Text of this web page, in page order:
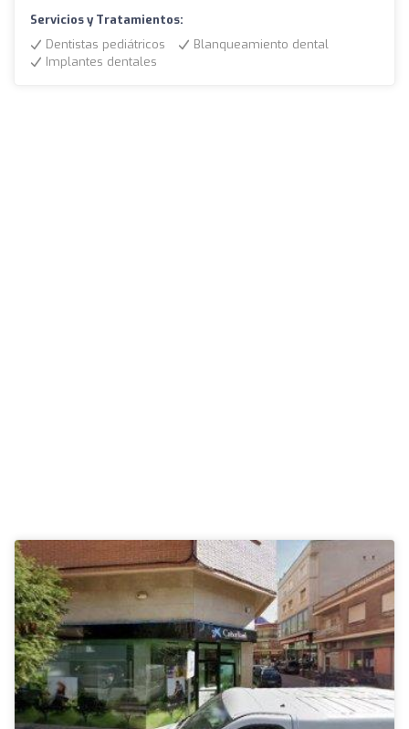
Servicios y Tratamientos:
Dentistas pediátricos
Blanqueamiento dental
Implantes dentales